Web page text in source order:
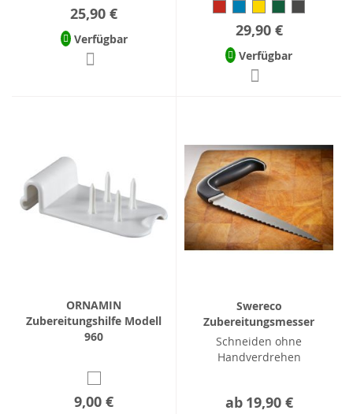
25,90 €
Verfügbar 29,90 €
Verfügbar
ORNAMIN
Zubereitungshilfe Modell
960
9,00 €
Swereco
Zubereitungsmesser
Schneiden ohne
Handverdrehen
ab 19,90 €